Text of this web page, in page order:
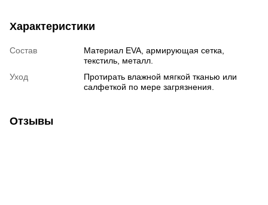
Характеристики
Состав
Материал EVA, армирующая сетка,
текстиль, металл.
Уход
Протирать влажной мягкой тканью или
салфеткой по мере загрязнения.
Отзывы